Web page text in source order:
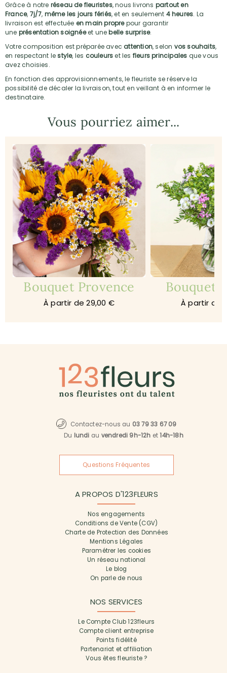
Grâce à notre réseau de fleuristes, nous livrons partout en
France, 7j/7, même les jours fériés, et en seulement 4 heures. La
livraison est effectuée en main proprepour garantir
une présentation soignéeet unebelle surprise.
Votre composition est préparée avec attention, selon vos souhaits,
en respectant lestyle, les couleurset les fleurs principales que vous
avez choisies.
En fonction des approvisionnements, le fleuriste se réserve la
possibilité de décaler la livraison, tout en veillant à en informer le
destinataire.
Vous pourriez aimer...
Bouquet Provence
À partir de 29,00 €
Bouquet
À partir de
Contactez-nous au 03 79 33 67 09
Du lundi au vendredi 9h-12h et14h-18h
Questions Fréquentes
A PROPOS D'123FLEURS
Nos engagements
Conditions de Vente (CGV)
Charte de Protection des Données
Mentions Légales
Paramétrer les cookies
Un réseau national
Le blog
On parle de nous
NOS SERVICES
Le Compte Club 123fleurs
Compte client entreprise
Points fidélité
Partenariat et affiliation
Vous êtes fleuriste ?